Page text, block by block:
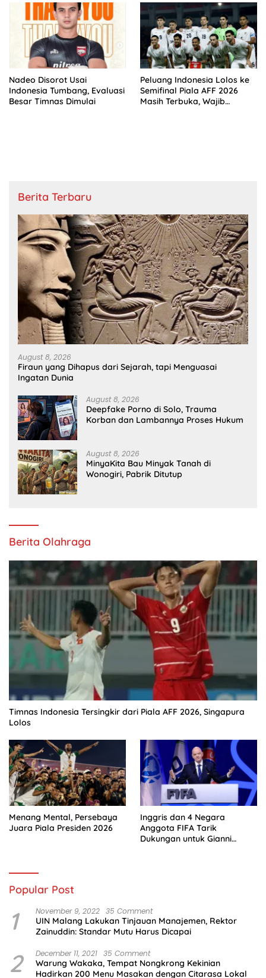
Nadeo Disorot Usai
Indonesia Tumbang, Evaluasi
Besar Timnas Dimulai
Peluang Indonesia Lolos ke
Semifinal Piala AFF 2026
Masih Terbuka, Wajib
Berita Terbaru
August 8, 2026
Firaun yang Dihapus dari Sejarah, tapi Menguasai
Ingatan Dunia
August 8, 2026
Deepfake Porno di Solo, Trauma
Korban dan Lambannya Proses Hukum
August 8, 2026
MinyaKita Bau Minyak Tanah di
Wonogiri, Pabrik Ditutup
Berita Olahraga
Timnas Indonesia Tersingkir dari Piala AFF 2026, Singapura
Lolos
Menang Mental, Persebaya
Juara Piala Presiden 2026
Inggris dan 4 Negara
Anggota FIFA Tarik
Dukungan untuk Gianni
Popular Post
1 November 9, 2022 35 Comment
UIN Malang Lakukan Tinjauan Manajemen, Rektor
Zainuddin: Standar Mutu Harus Dicapai
2 December 11, 2021 35 Comment
Warung Wakaka, Tempat Nongkrong Kekinian
Hadirkan 200 Menu Masakan dengan Citarasa Lokal